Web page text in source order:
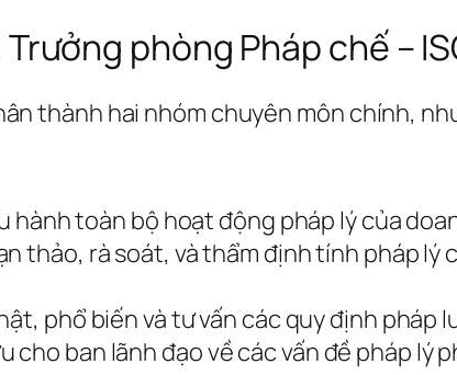
phòng Pháp chế –
thành hai nhóm chuyên môn chính,
hành toàn bộ hoạt động pháp lý của
thảo, rà soát, và thẩm định tính pháp lý
phổ biến và tư vấn các quy định pháp
cho ban lãnh đạo về các vấn đề pháp